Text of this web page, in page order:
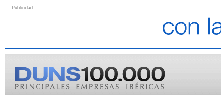
Publicidad